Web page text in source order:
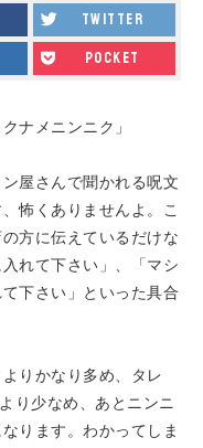
twitter
pocket
ナメニンニク」
屋さんで聞かれる呪文
怖くありませんよ。こ
方に伝えているだけな
れて下さい」、「マシ
下さい」といった具合
りかなり多め、タレ
り少なめ、あとニンニ
ります。わかってしま